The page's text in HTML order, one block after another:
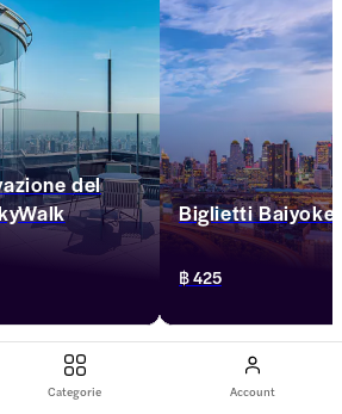
Categorie Account
del
alto della città.
per un'esperienza
Biglietti Baiyoke
goditi la vista
e 88° piano! Accedi
di biglietti esclusivi
incredibilmente
฿ 425
Visualizza tutto